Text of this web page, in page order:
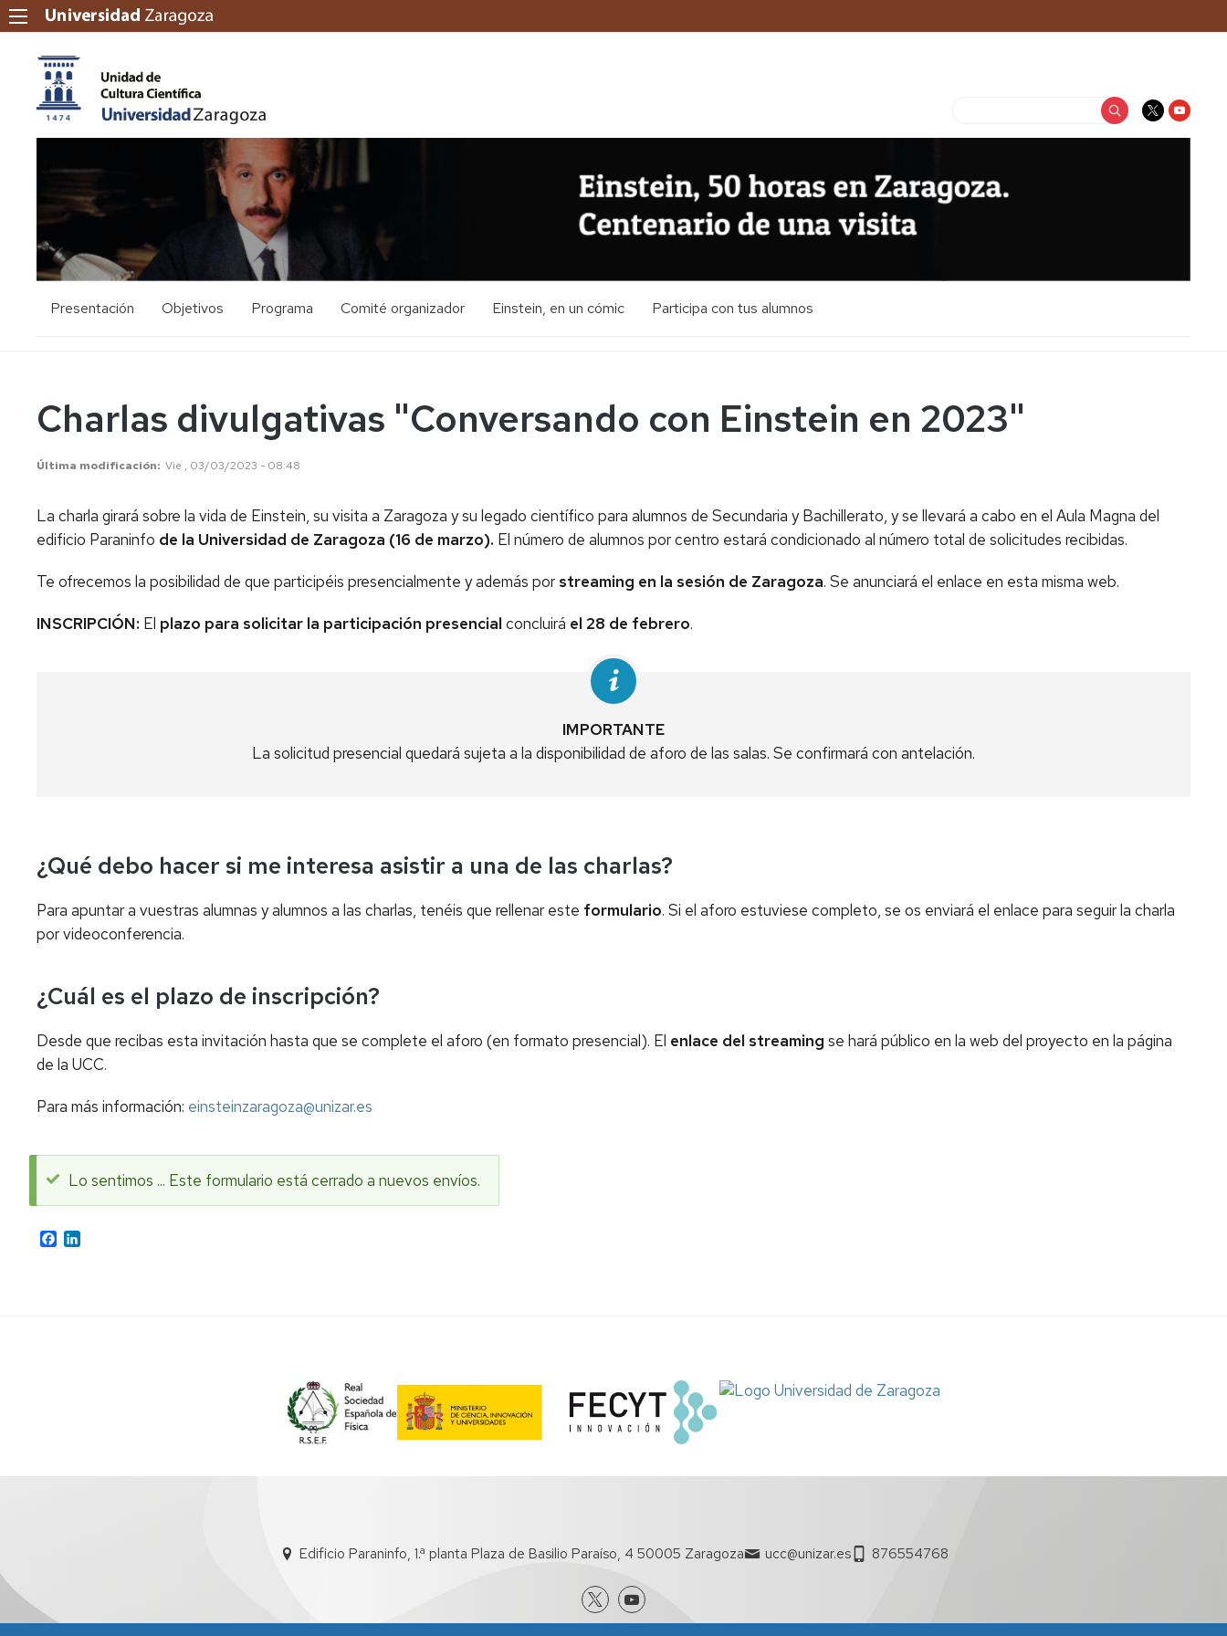
Presentación Objetivos Programa Comité organizador Einstein, en un cómic Participa con tus alumnos
Charlas divulgativas "Conversando con Einstein en 2023"
Última modificación Vie , 03/03/2023 - 08:48
La charla girará sobre la vida de Einstein, su visita a Zaragoza y su legado científico para alumnos de Secundaria y Bachillerato, y se llevará a cabo en el Aula Magna del
edificio Paraninfo de la Universidad de Zaragoza (16 de marzo). El número de alumnos por centro estará condicionado al número total de solicitudes recibidas.
Te ofrecemos la posibilidad de que participéis presencialmente y además porstreaming en la sesión de Zaragoza. Se anunciará el enlace en esta misma web.
INSCRIPCIÓN: El plazo para solicitar la participación presencial concluirá el 28 de febrero.
IMPORTANTE
La solicitud presencial quedará sujeta a la disponibilidad de aforo de las salas. Se confirmará con antelación.
¿Qué debo hacer si me interesa asistir a una de las charlas?
Para apuntar a vuestras alumnas y alumnos a las charlas, tenéis que rellenar este formulario. Si el aforo estuviese completo, se os enviará el enlace para seguir la charla
por videoconferencia.
¿Cuál es el plazo de inscripción?
Desde que recibas esta invitación hasta que se complete el aforo (en formato presencial). El enlace del streaming se hará público en la web del proyecto en la página
de la UCC.
Para más información: einsteinzaragoza@unizar.es
Mensaje
de
Lo sentimos ... Este formulario está cerrado a nuevos envíos.
Facebook
Edificio Paraninfo, 1.ª planta Plaza de Basilio Paraíso, 4 50005 Zaragoza ucc@unizar.es 876554768